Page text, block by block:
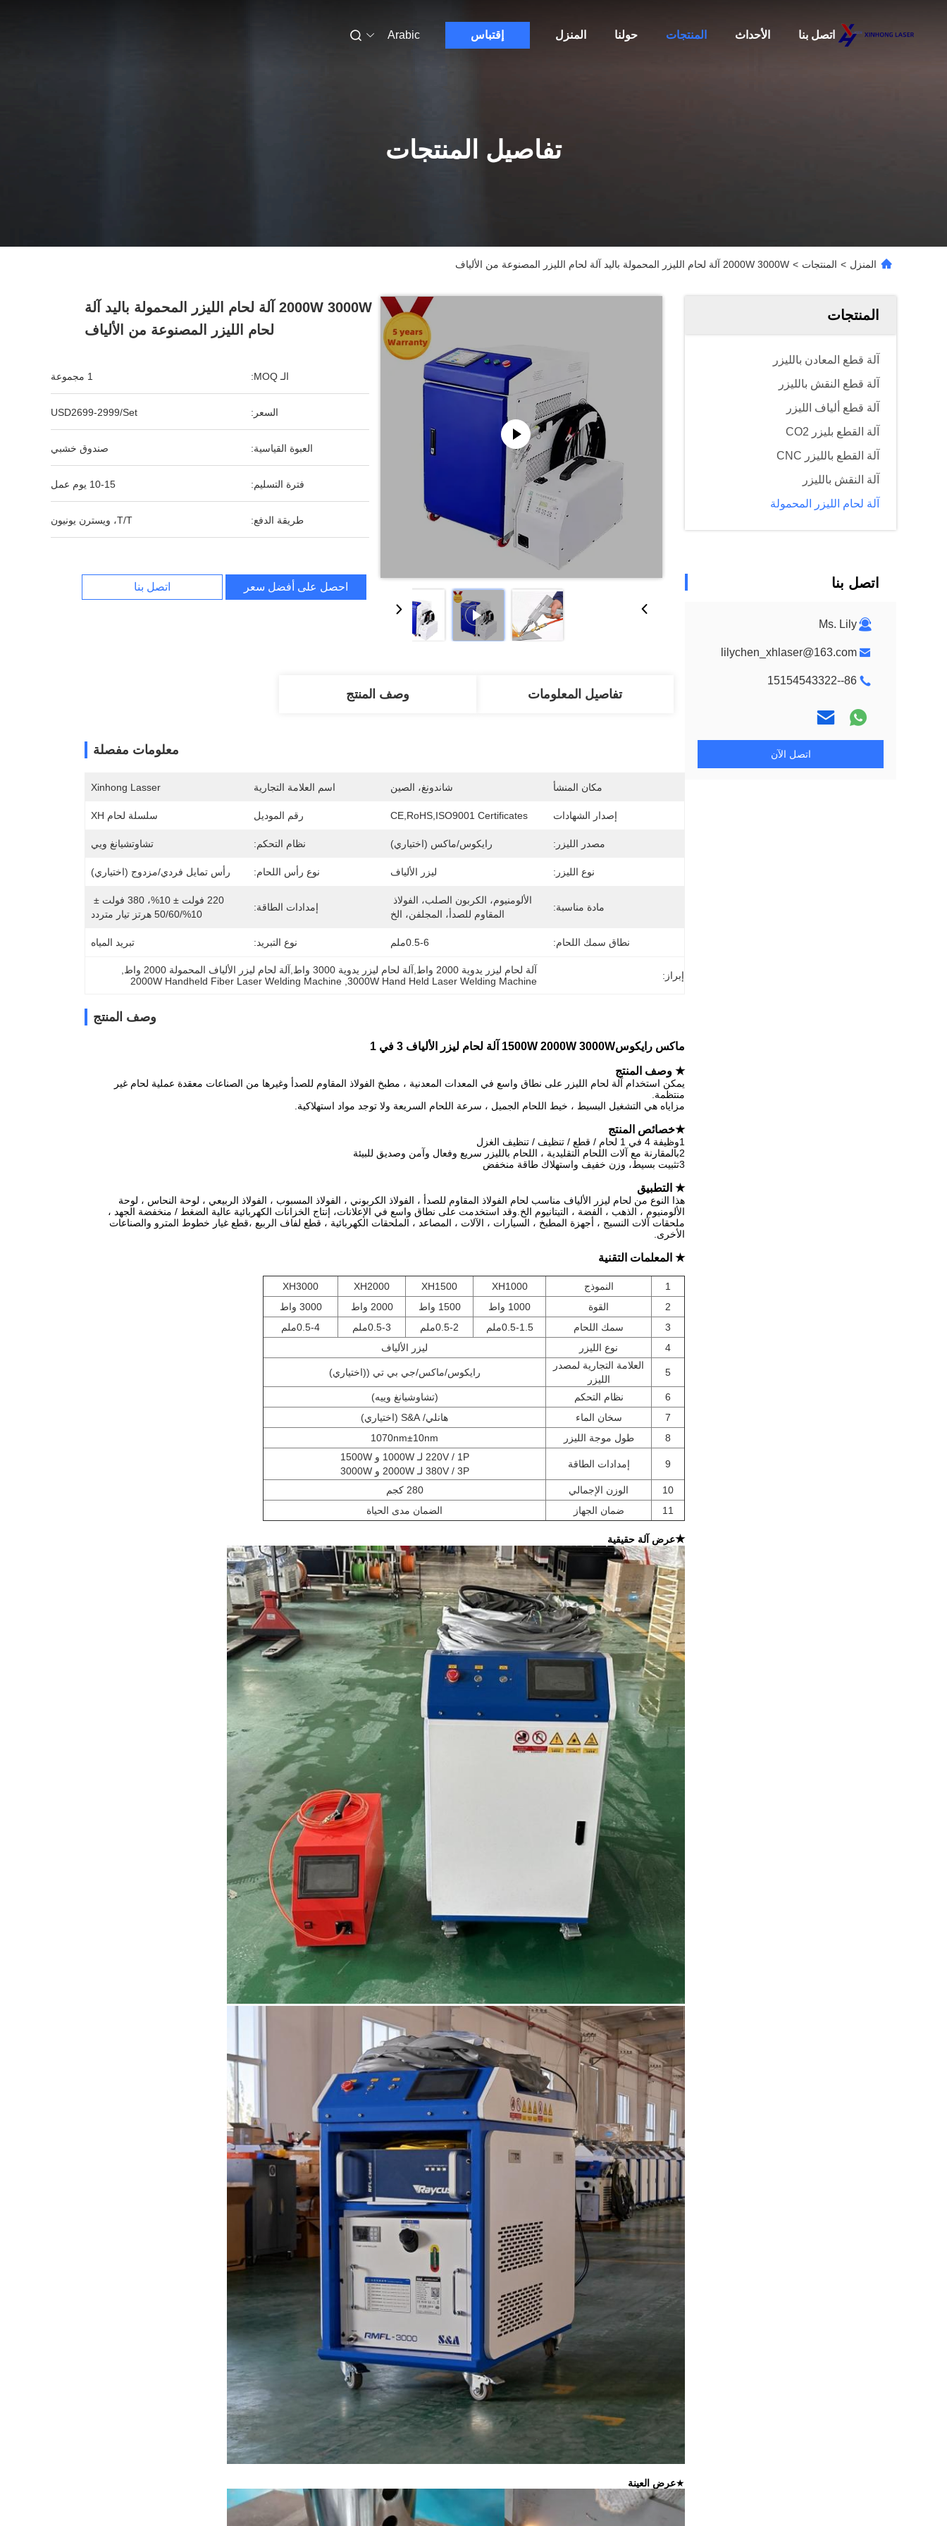
المنزل حولنا المنتجات الأحداث اتصل بنا إقتباس Arabic
تفاصيل المنتجات
المنزل > المنتجات > 2000W 3000W آلة لحام الليزر المحمولة باليد آلة لحام الليزر المصنوعة من الألياف
المنتجات
آلة قطع المعادن بالليزر
آلة قطع النقش بالليزر
آلة قطع ألياف الليزر
آلة القطع بليزر CO2
آلة القطع بالليزر CNC
آلة النقش بالليزر
آلة لحام الليزر المحمولة
اتصل بنا
Ms. Lily
lilychen_xhlaser@163.com
86--15154543322
اتصل الآن
2000W 3000W آلة لحام الليزر المحمولة باليد آلة
لحام الليزر المصنوعة من الألياف
الـ MOQ: 1 مجموعة
السعر: USD2699-2999/Set
العبوة القياسية: صندوق خشبي
فترة التسليم: 10-15 يوم عمل
طريقة الدفع: T/T، ويسترن يونيون
احصل على أفضل سعر اتصل بنا
تفاصيل المعلومات وصف المنتج
معلومات مفصلة
مكان المنشأ شاندونغ، الصين اسم العلامة التجارية Xinhong Lasser
إصدار الشهادات CE,RoHS,ISO9001 Certificates رقم الموديل سلسلة لحام XH
مصدر الليزر: رايكوس/ماكس (اختياري) نظام التحكم: تشاوتشيانغ ويي
نوع الليزر: ليزر الألياف نوع رأس اللحام: رأس تمايل فردي/مزدوج (اختياري)
مادة مناسبة:
المقاوم للصدأ، المجلفن، الخ
إمدادات الطاقة:
10%/50/60 هرتز تيار متردد
نطاق سمك اللحام: 0.5-6ملم نوع التبريد: تبريد المياه
إبراز: آلة لحام ليزر يدوية 2000 واط,آلة لحام ليزر يدوية 3000 واط,آلة لحام ليزر الألياف المحمولة 2000 واط
3000W Hand Held Laser Welding Machine
,
2000W Handheld Fiber Laser Welding Machine
وصف المنتج
ماكس رايكوس1500W 2000W 3000W آلة لحام ليزر الألياف 3 في 1
★ وصف المنتج
يمكن استخدام آلة لحام الليزر على نطاق واسع في المعدات المعدنية ، مطبخ الفولاذ المقاوم للصدأ وغيرها من الصناعات معقدة عملية لحام غير
منتظمة.
مزاياه هي التشغيل البسيط ، خيط اللحام الجميل ، سرعة اللحام السريعة ولا توجد مواد استهلاكية.
★خصائص المنتج
1وظيفة 4 في 1 لحام / قطع / تنظيف / تنظيف الغزل
2بالمقارنة مع آلات اللحام التقليدية ، اللحام بالليزر سريع وفعال وآمن وصديق للبيئة
3تثبيت بسيط، وزن خفيف واستهلاك طاقة منخفض
★ التطبيق
هذا النوع من لحام ليزر الألياف مناسب لحام الفولاذ المقاوم للصدأ ، الفولاذ الكربوني ، الفولاذ المسبوب ، الفولاذ الربيعي ، لوحة النحاس ، لوحة
الألومنيوم ، الذهب ، الفضة ، التيتانيوم الخ.وقد استخدمت على نطاق واسع في الإعلانات، إنتاج الخزانات الكهربائية عالية الضغط / منخفضة الجهد ،
ملحقات آلات النسيج ، أجهزة المطبخ ، السيارات ، الآلات ، المصاعد ، الملحقات الكهربائية ، قطع لفاف الربيع ،قطع غيار خطوط المترو والصناعات
الأخرى.
★ المعلمات التقنية
1 النموذج XH1000
XH1500
XH2000
XH3000
2
القوة 1000 واط 1500 واط 2000 واط
3000 واط
3
سمك اللحام 0.5-1.5ملم 0.5-2ملم 0.5-3ملم
0.5-4ملم
4
نوع الليزر ليزر الألياف
5
العلامة التجارية لمصدر
الليزر
رايكوس/ماكس/جي بي تي ((اختياري)
6 نظام التحكم
(تشاوشيانغ وييه)
7
سخان الماء
هانلي/ S&A (اختياري)
8
طول موجة الليزر 1070nm±10nm
9 إمدادات الطاقة
220V / 1P لـ 1000W و 1500W
380V / 3P لـ 2000W و 3000W
10
الوزن الإجمالي
280 كجم
11
ضمان الجهاز الضمان مدى الحياة
★عرض آلة حقيقية
★عرض العينة